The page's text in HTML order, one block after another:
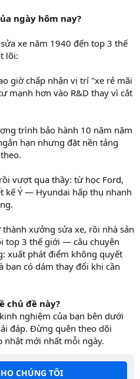
ngày hôm nay?
xe năm 1940 đến top 3 thế
lõi:
giờ chấp nhận vị trí "xe rẻ mãi
mạnh hơn vào R&D thay vì cắt
trình bảo hành 10 năm năm
hạn nhưng đặt nền tảng
vượt qua thầy: từ học Ford,
kế Ý — Hyundai hấp thụ nhanh
xưởng sửa xe, rồi nhà sản
top 3 thế giới — câu chuyện
xuất phát điểm không quyết
bạn có dám thay đổi khi cần
chủ đề này?
nghiệm của bạn bên dưới
đáp. Đừng quên theo dõi
nhật mới nhất mỗi ngày.
CHÚNG TÔI